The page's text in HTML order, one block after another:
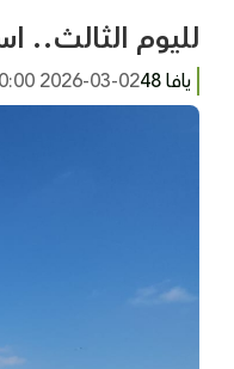
لليوم الثالث..
يافا 48 2026-03-02 15:30:00